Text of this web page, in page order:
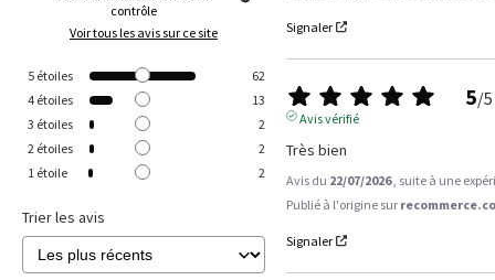
contrôle
Voir tous les avis sur ce site
5 étoiles
62
4 étoiles
13
3 étoiles
2
2 étoiles
2
1 étoile 2
Trier les avis
Signaler
5/5
Avis vérifié
Très bien
Avis du 22/07/2026 , suite à une
Publié à l'origine sur
Signaler